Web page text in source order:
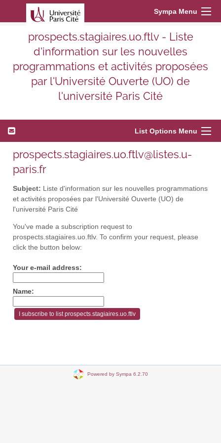
Sympa Menu
prospects.stagiaires.uo.ftlv - Liste
d'information sur les nouvelles
programmations et activités proposées
par l'Université Ouverte (UO) de
l'université Paris Cité
List Options Menu
prospects.stagiaires.uo.ftlv@listes.u-
paris.fr
Subject: Liste d'information sur les nouvelles programmations
et activités proposées par l'Université Ouverte (UO) de
l'université Paris Cité
You've made a subscription request to
prospects.stagiaires.uo.ftlv. To confirm your request, please
click the button below:
Your e-mail address:
Name:
Powered by Sympa 6.2.70